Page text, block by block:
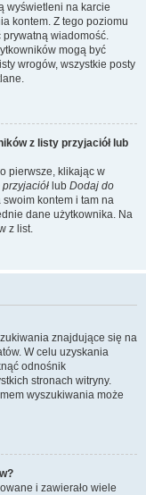
wyświetleni na karcie
kontem. Z tego poziomu
prywatną wiadomość.
mogą być
wrogów, wszystkie posty
z listy przyjaciół lub
pierwsze, klikając w
lub Dodaj do
kontem i tam na
dane użytkownika. Na
z list.
znajdujące się na
W celu uzyskania
odnośnik
stronach witryny.
wyszukiwania może
i zawierało wiele